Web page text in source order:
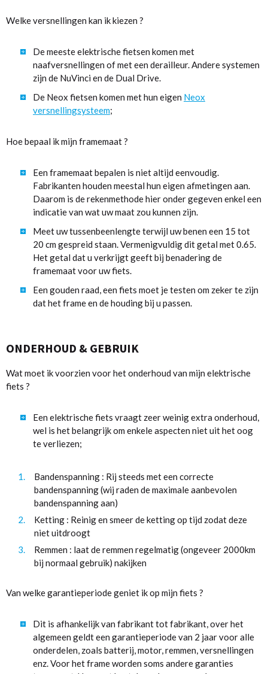
Welke versnellingen kan ik kiezen ?
De meeste elektrische fietsen komen met
naafversnellingen of met een derailleur. Andere systemen
zijn de NuVinci en de Dual Drive.
De Neox fietsen komen met hun eigen Neox
versnellingsysteem;
Hoe bepaal ik mijn framemaat ?
Een framemaat bepalen is niet altijd eenvoudig.
Fabrikanten houden meestal hun eigen afmetingen aan.
Daarom is de rekenmethode hier onder gegeven enkel een
indicatie van wat uw maat zou kunnen zijn.
Meet uw tussenbeenlengte terwijl uw benen een 15 tot
20 cm gespreid staan. Vermenigvuldig dit getal met 0.65.
Het getal dat u verkrijgt geeft bij benadering de
framemaat voor uw fiets.
Een gouden raad, een fiets moet je testen om zeker te zijn
dat het frame en de houding bij u passen.
ONDERHOUD & GEBRUIK
Wat moet ik voorzien voor het onderhoud van mijn elektrische
fiets ?
Een elektrische fiets vraagt zeer weinig extra onderhoud,
wel is het belangrijk om enkele aspecten niet uit het oog
te verliezen;
Bandenspanning : Rij steeds met een correcte
bandenspanning (wij raden de maximale aanbevolen
bandenspanning aan)
Ketting : Reinig en smeer de ketting op tijd zodat deze
niet uitdroogt
Remmen : laat de remmen regelmatig (ongeveer 2000km
bij normaal gebruik) nakijken
Van welke garantieperiode geniet ik op mijn fiets ?
Dit is afhankelijk van fabrikant tot fabrikant, over het
algemeen geldt een garantieperiode van 2 jaar voor alle
onderdelen, zoals batterij, motor, remmen, versnellingen
enz. Voor het frame worden soms andere garanties